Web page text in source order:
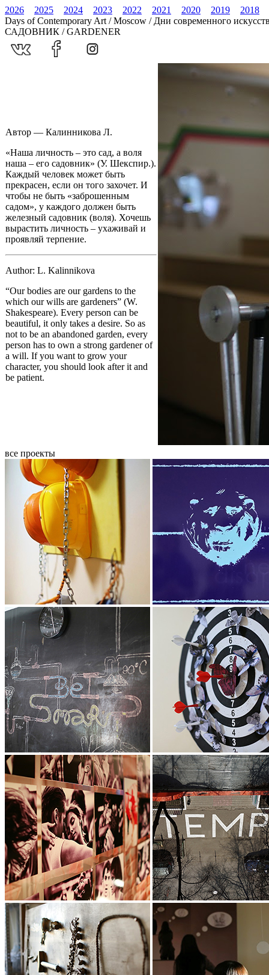
2026 2025 2024 2023 2022 2021 2020 2019
2018
Days of Contemporary Art / Moscow / Дни современного
САДОВНИК / GARDENER
Автор — Калинникова Л.
«Наша личность – это сад, а воля
наша – его садовник» (У. Шекспир.).
Каждый человек может быть
прекрасен, если он того захочет. И
чтобы не быть «заброшенным
садом», у каждого должен быть
железный садовник (воля). Хочешь
вырастить личность – ухаживай и
проявляй терпение.
Author: L. Kalinnikova
“Our bodies are our gardens to the
which our wills are gardeners” (W.
Shakespeare). Every person can be
beautiful, it only takes a desire. So as
not to be an abandoned garden, every
person has to own a strong gardener of
a will. If you want to grow your
character, you should look after it and
be patient.
все проекты